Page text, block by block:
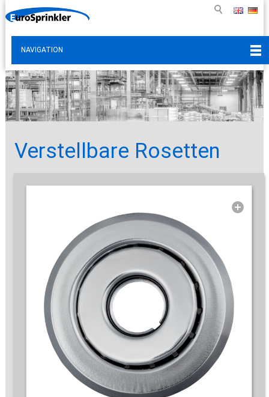
NAVIGATION
Verstellbare Rosetten